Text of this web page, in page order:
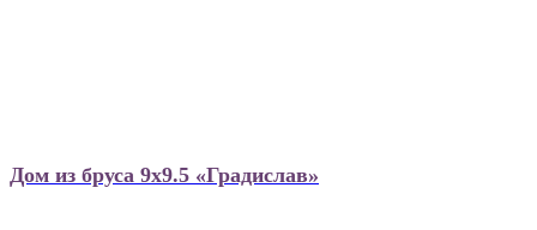
Дом из бруса 9х9.5 «Градислав»